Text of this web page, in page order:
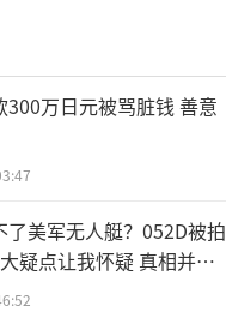
300万日元被骂脏钱 善意
了美军无人艇？052D被拍
疑点让我怀疑 真相并非